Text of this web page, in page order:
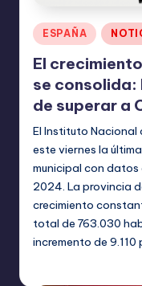
Publicado
en
ESPAÑA
El
se
de superar a
El Instituto Nacional
este viernes la
municipal con datos
2024. La provincia
crecimiento
total de 763.030
incremento de 9.110